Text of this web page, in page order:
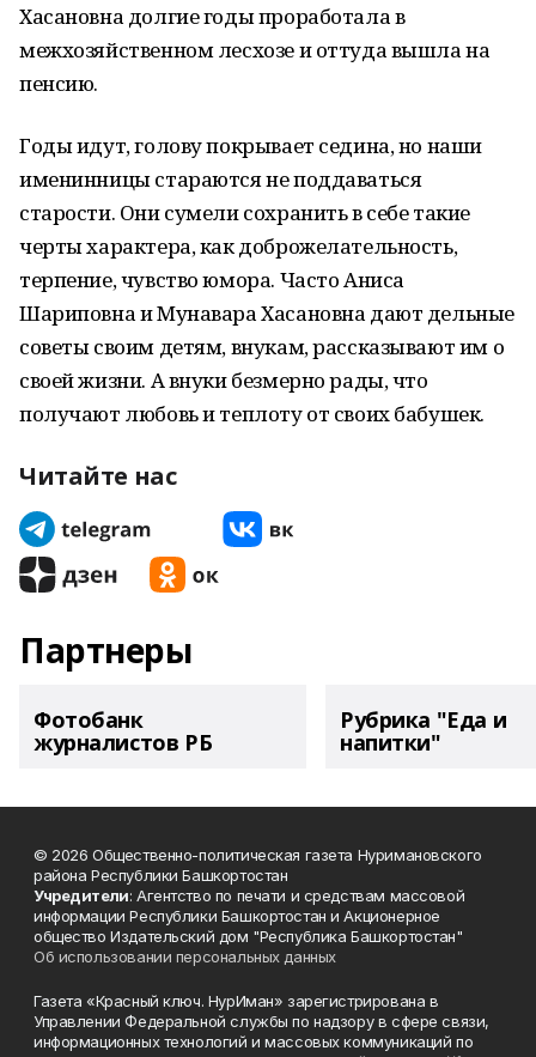
Хасановна долгие годы проработала в
межхозяйственном лесхозе и оттуда вышла на
пенсию.
Годы идут, голову покрывает седина, но наши
именинницы стараются не поддаваться
старости. Они сумели сохранить в себе такие
черты характера, как доброжелательность,
терпение, чувство юмора. Часто Аниса
Шариповна и Мунавара Хасановна дают дельные
советы своим детям, внукам, рассказывают им о
своей жизни. А внуки безмерно рады, что
получают любовь и теплоту от своих бабушек.
Читайте нас
Партнеры
Фотобанк
журналистов РБ
Рубрика "Еда и
напитки"
© 2026 Общественно-политическая газета Нуримановского
района Республики Башкортостан
Учредители: Агентство по печати и средствам массовой
информации Республики Башкортостан и Акционерное
общество Издательский дом "Республика Башкортостан"
Об использовании персональных данных
Газета «Красный ключ. НурИман» зарегистрирована в
Управлении Федеральной службы по надзору в сфере связи,
информационных технологий и массовых коммуникаций по